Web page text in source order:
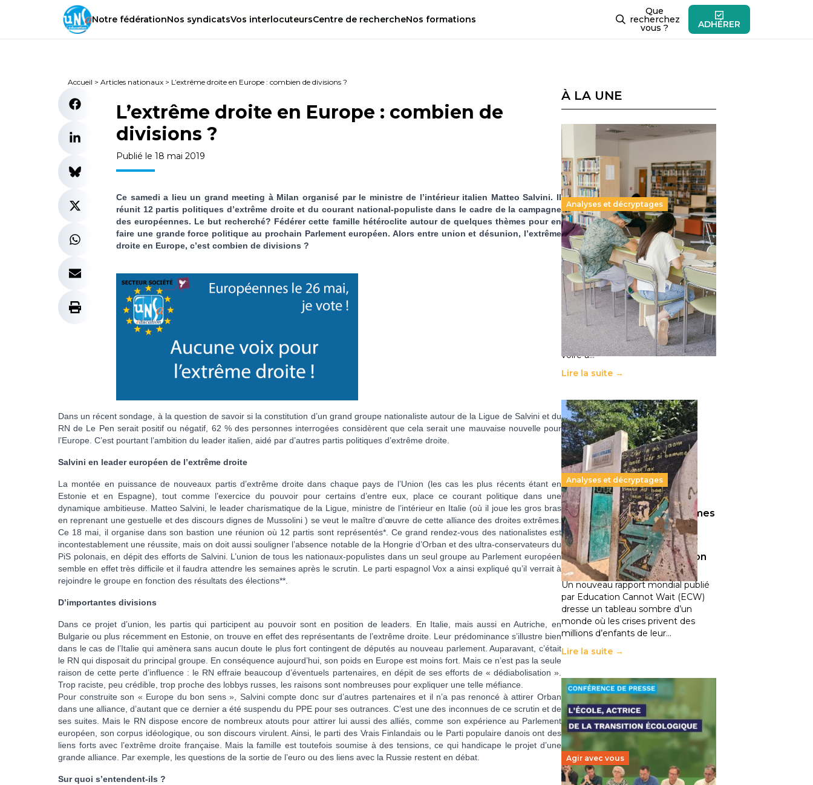
Notre fédérationNos syndicatsVos interlocuteursCentre de rechercheNos formations
Que
recherchez
vous ? ADHÉRER
Accueil > Articles nationaux > L’extrême droite en Europe : combien de divisions ?
L’extrême droite en Europe : combien de
divisions ?
Publié le 18 mai 2019
Ce samedi a lieu un grand meeting à Milan organisé par le ministre de l’intérieur italien Matteo Salvini. Il
réunit 12 partis politiques d’extrême droite et du courant national-populiste dans le cadre de la campagne
des européennes. Le but recherché? Fédérer cette famille hétéroclite autour de quelques thèmes pour en
faire une grande force politique au prochain Parlement européen. Alors entre union et désunion, l’extrême
droite en Europe, c’est combien de divisions ?
Dans un récent sondage, à la question de savoir si la constitution d’un grand groupe nationaliste autour de la Ligue de Salvini et du
RN de Le Pen serait positif ou négatif, 62 % des personnes interrogées considèrent que cela serait une mauvaise nouvelle pour
l’Europe. C’est pourtant l’ambition du leader italien, aidé par d’autres partis politiques d’extrême droite.
Salvini en leader européen de l’extrême droite
La montée en puissance de nouveaux partis d’extrême droite dans chaque pays de l’Union (les cas les plus récents étant en
Estonie et en Espagne), tout comme l’exercice du pouvoir pour certains d’entre eux, place ce courant politique dans une
dynamique ambitieuse. Matteo Salvini, le leader charismatique de la Ligue, ministre de l’intérieur en Italie (où il joue les gros bras
en reprenant une gestuelle et des discours dignes de Mussolini ) se veut le maître d’œuvre de cette alliance des droites extrêmes.
Ce 18 mai, il organise dans son bastion une réunion où 12 partis sont représentés*. Ce grand rendez-vous des nationalistes est
incontestablement une réussite, mais on doit aussi souligner l’absence notable de la Hongrie d’Orban et des ultra-conservateurs du
PiS polonais, en dépit des efforts de Salvini. L’union de tous les nationaux-populistes dans un seul groupe au Parlement européen
semble en effet très difficile et il faudra attendre les semaines après le scrutin. Le parti espagnol Vox a ainsi expliqué qu’il verrait à
rejoindre le groupe en fonction des résultats des élections**.
D’importantes divisions
Dans ce projet d’union, les partis qui participent au pouvoir sont en position de leaders. En Italie, mais aussi en Autriche, en
Bulgarie ou plus récemment en Estonie, on trouve en effet des représentants de l’extrême droite. Leur prédominance s’illustre bien
dans le cas de l’Italie qui amènera sans aucun doute le plus fort contingent de députés au nouveau parlement. Auparavant, c’était
le RN qui disposait du principal groupe. En conséquence aujourd’hui, son poids en Europe est moins fort. Mais ce n’est pas la seule
raison de cette perte d’influence : le RN effraie beaucoup d’éventuels partenaires, en dépit de ses efforts de « dédiabolisation ».
Trop raciste, peu crédible, trop proche des lobbys russes, les raisons sont nombreuses pour expliquer une telle méfiance.
Pour construite son « Europe du bon sens », Salvini compte donc sur d’autres partenaires et il n’a pas renoncé à attirer Orban
dans une alliance, d’autant que ce dernier a été suspendu du PPE pour ses outrances. C’est une des inconnues de ce scrutin et de
ses suites. Mais le RN dispose encore de nombreux atouts pour attirer lui aussi des alliés, comme son expérience au Parlement
européen, son corpus idéologique, ou son discours virulent. Ainsi, le parti des Vrais Finlandais ou le Parti populaire danois ont des
liens forts avec l’extrême droite française. Mais la famille est toutefois soumise à des tensions, ce qui handicape le projet d’une
grande alliance. Par exemple, les questions de la sortie de l’euro ou des liens avec la Russie restent en débat.
Sur quoi s’entendent-ils ?
À LA UNE
Analyses et décryptages
Supérieur privé : une dérive
qui met à mal la promesse
républicaine
11 juillet 2026- National
Le projet de loi sur la régulation de
l’enseignement supérieur privé met
en lumière l’amplification d’un
système qui relègue l’acte
pédagogique au superfétatoire,
voire à…
Lire la suite →
Analyses et décryptages
258 millions d’enfants victimes
de la guerre, des chocs
climatiques et des
déplacements de population
11 juillet 2026 -National
Un nouveau rapport mondial publié
par Education Cannot Wait (ECW)
dresse un tableau sombre d’un
monde où les crises privent des
millions d’enfants de leur…
Lire la suite →
Agir avec vous